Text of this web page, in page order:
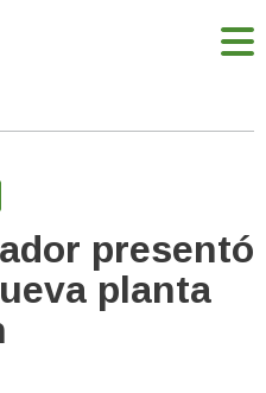
presentó
planta